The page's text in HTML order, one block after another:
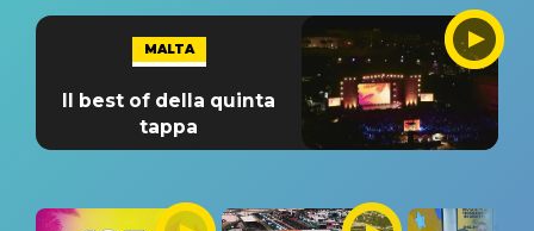
MALTA
Il best of della quinta
tappa